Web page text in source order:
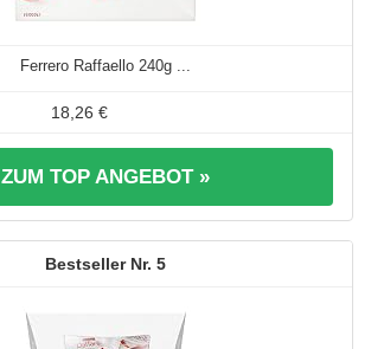
Ferrero Raffaello 240g ...
18,26 €
ZUM TOP ANGEBOT »
5